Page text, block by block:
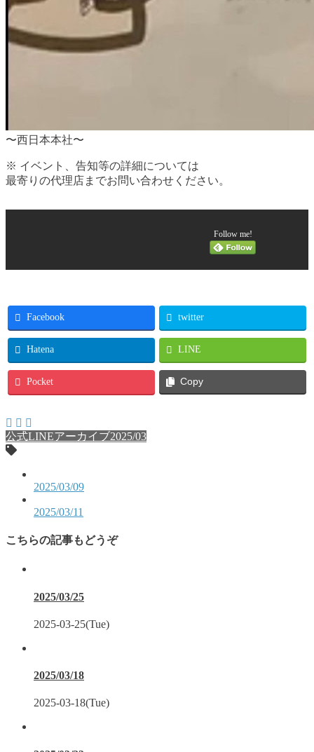
〜西日本本社〜
※ イベント、告知等の詳細については
最寄りの代理店までお問い合わせください。
Follow me!
Facebook twitter
Hatena LINE
Pocket Copy
公式LINEアーカイブ2025/03
2025/03/09
2025/03/11
こちらの記事もどうぞ
2025/03/25
2025-03-25(Tue)
2025/03/18
2025-03-18(Tue)